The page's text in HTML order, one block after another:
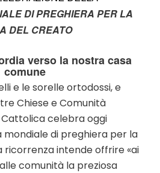
DI PREGHIERA PER LA
DEL CREATO
verso la nostra casa
comune
e le sorelle ortodossi, e
Chiese e Comunità
celebra oggi
mondiale di preghiera per la
ricorrenza intende offrire «ai
comunità la preziosa